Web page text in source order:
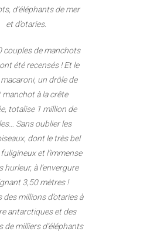
d’éléphants de mer
et d’otaries.
couples de manchots
été recensés ! Et le
un drôle de
manchot à la crête
totalise 1 million de
Sans oublier les
dont le très bel
et l’immense
hurleur, à l’envergure
3,50 mètres !
millions d’otaries à
antarctiques et des
de milliers d’éléphants